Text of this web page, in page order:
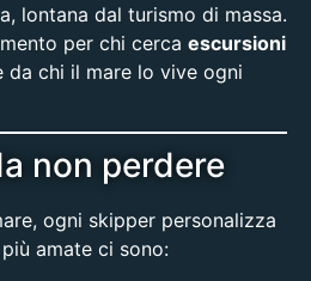
lontana dal turismo di massa.
per chi cerca escursioni
da chi il mare lo vive ogni
non perdere
ogni skipper personalizza
amate ci sono: